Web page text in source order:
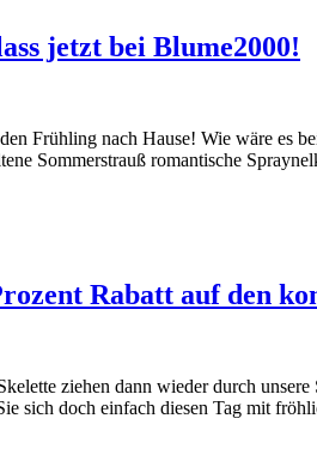
jetzt bei Blume2000!
Frühling nach Hause! Wie wäre es
Sommerstrauß romantische
Rabatt auf den
ziehen dann wieder durch unsere
sich doch einfach diesen Tag mit